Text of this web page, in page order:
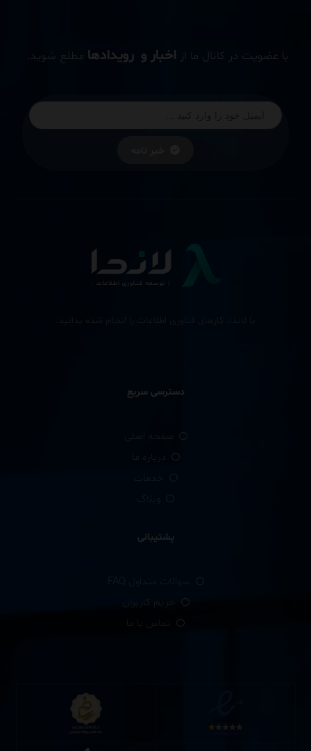
با عضویت در کانال ما از اخبار و رویدادها مطلع شوید.
با لاندا، کارهای فناوری اطلاعات را انجام شده بدانید.
دسترسی سریع
صفحه اصلی
پشتیبانی
سوالات متداول FAQ
حریم کاربران